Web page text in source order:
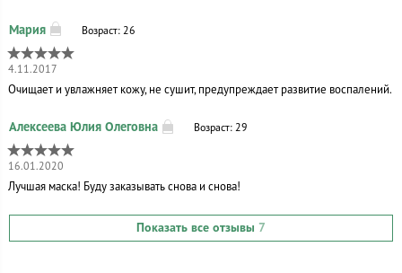
Возраст: 26
4.11.2017
Очищает и увлажняет кожу, не сушит, предупреждает развитие воспалений.
Возраст: 29
16.01.2020
Лучшая маска! Буду заказывать снова и снова!
Показать все отзывы 7